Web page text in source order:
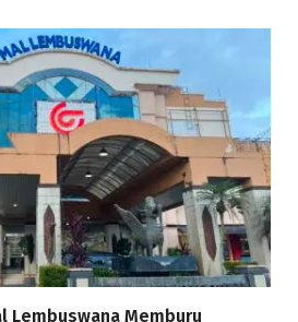
Lembuswana Memburu